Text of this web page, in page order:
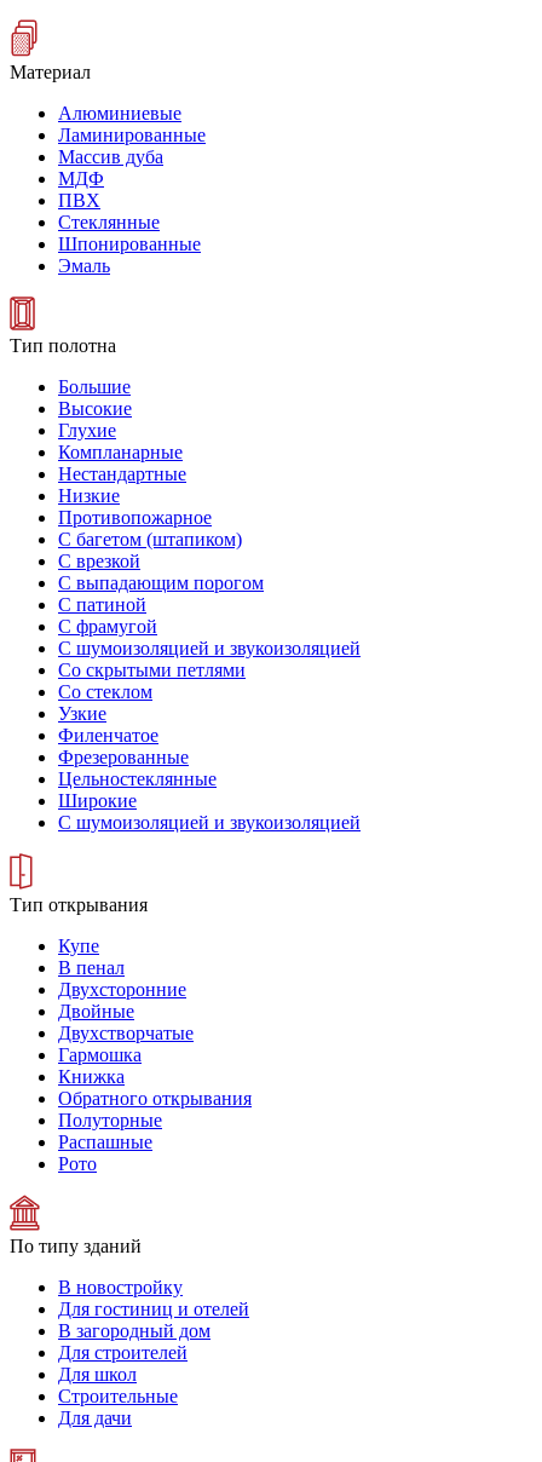
Материал
Алюминиевые
Ламинированные
Массив дуба
МДФ
ПВХ
Стеклянные
Шпонированные
Эмаль
Тип полотна
Большие
Высокие
Глухие
Компланарные
Нестандартные
Низкие
Противопожарное
С багетом (штапиком)
С врезкой
С выпадающим порогом
С патиной
С фрамугой
С шумоизоляцией и звукоизоляцией
Со скрытыми петлями
Со стеклом
Узкие
Филенчатое
Фрезерованные
Цельностеклянные
Широкие
С шумоизоляцией и звукоизоляцией
Тип открывания
Купе
В пенал
Двухсторонние
Двойные
Двухстворчатые
Гармошка
Книжка
Обратного открывания
Полуторные
Распашные
Рото
По типу зданий
В новостройку
Для гостиниц и отелей
В загородный дом
Для строителей
Для школ
Строительные
Для дачи